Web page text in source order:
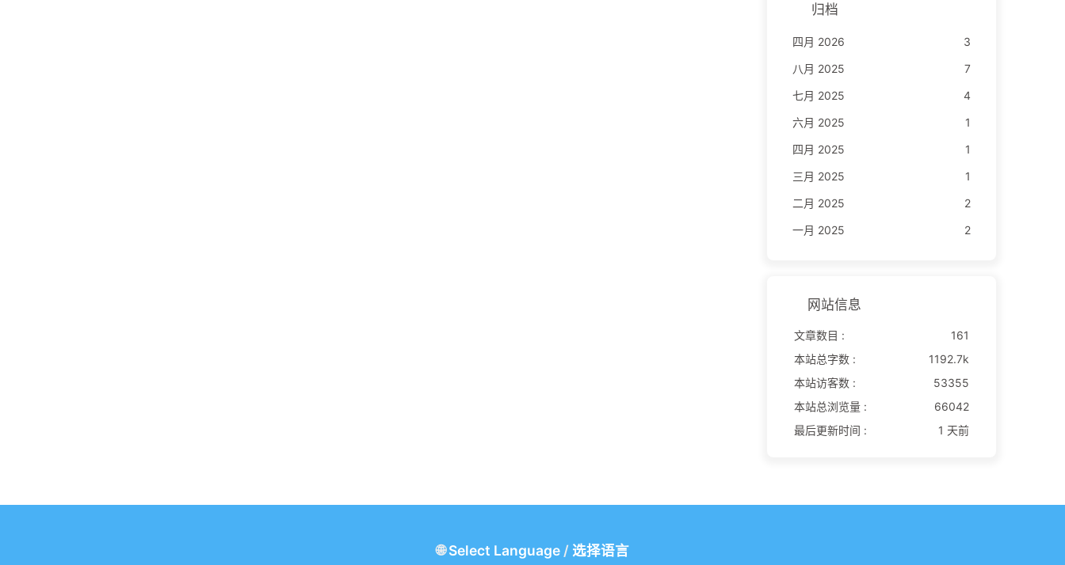
归档
四月 2026
3
八月 2025
7
七月 2025
4
六月 2025
1
四月 2025
1
三月 2025
1
二月 2025
2
一月 2025
2
网站信息
文章数目 :
161
本站总字数 :
1192.7k
本站访客数 :
53355
本站总浏览量 :
66042
最后更新时间 :
1 天前
🌐Select Language/ 选择语言